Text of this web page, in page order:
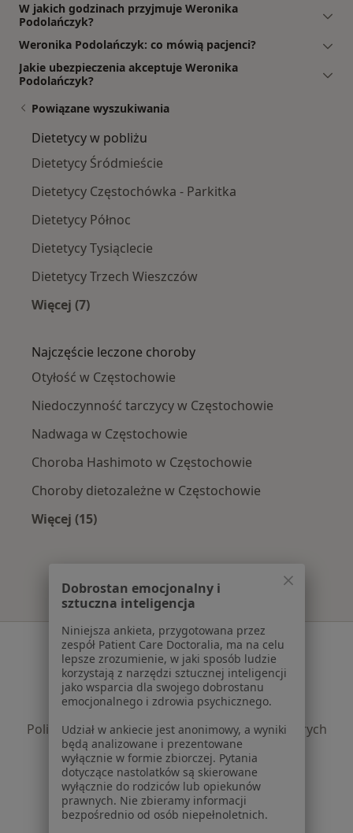
W jakich godzinach przyjmuje Weronika
Podolańczyk?
Weronika Podolańczyk: co mówią pacjenci?
Jakie ubezpieczenia akceptuje Weronika
Podolańczyk?
Powiązane wyszukiwania
Dietetycy w pobliżu
Dietetycy Śródmieście
Dietetycy Częstochówka - Parkitka
Dietetycy Północ
Dietetycy Tysiąclecie
Dietetycy Trzech Wieszczów
Więcej (7)
Najczęście leczone choroby
Otyłość w Częstochowie
Niedoczynność tarczycy w Częstochowie
Nadwaga w Częstochowie
Choroba Hashimoto w Częstochowie
Choroby dietozależne w Częstochowie
Więcej (15)
Serwis
Regulamin
Polityka prywatności pacjentów
Polityka prywatności profesjonalistów
Polityka prywatności dla profesjonalistów, których
dane pozyskaliśmy samodzielnie
Polityka cookies
Jak działają wyniki wyszukiwania
Dostępność
O nas
Dobrostan emocjonalny i
sztuczna inteligencja
Niniejsza ankieta, przygotowana przez
zespół Patient Care Doctoralia, ma na celu
lepsze zrozumienie, w jaki sposób ludzie
korzystają z narzędzi sztucznej inteligencji
jako wsparcia dla swojego dobrostanu
emocjonalnego i zdrowia psychicznego.
Udział w ankiecie jest anonimowy, a wyniki
będą analizowane i prezentowane
wyłącznie w formie zbiorczej. Pytania
dotyczące nastolatków są skierowane
wyłącznie do rodziców lub opiekunów
prawnych. Nie zbieramy informacji
bezpośrednio od osób niepełnoletnich.